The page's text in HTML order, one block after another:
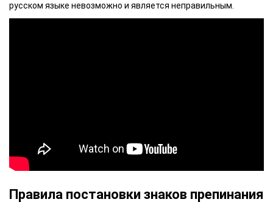
русском языке невозможно и является неправильным.
Правила постановки знаков препинания